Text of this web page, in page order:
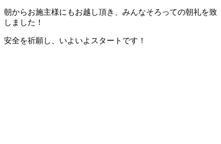
朝からお施主様にもお越し頂き、みんなそろっての朝礼を致
しました！
安全を祈願し、いよいよスタートです！